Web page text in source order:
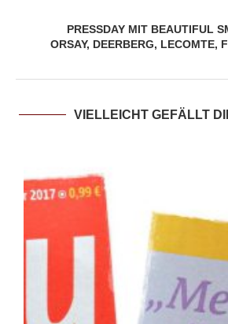
PRESSDAY MIT BEAUTIFUL
ORSAY, DEERBERG, LECOMTE,
VIELLEICHT GEFÄLLT